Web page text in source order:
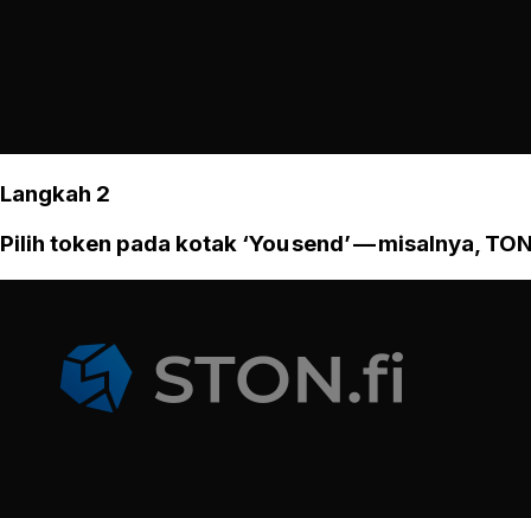
Langkah 2
Pilih token pada kotak ‘You send’ — misalnya,